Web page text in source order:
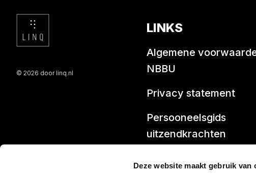
Deze website maakt gebruik van
© 2026 door linq.nl
LINKS
Algemene
NBBU
Privacy statement
Persooneelsgids
uitzendkrachten